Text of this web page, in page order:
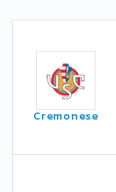
Cremonese